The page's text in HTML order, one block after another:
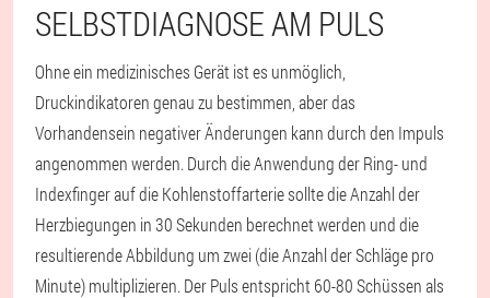
SELBSTDIAGNOSE AM PULS
Ohne ein medizinisches Gerät ist es unmöglich,
Druckindikatoren genau zu bestimmen, aber das
Vorhandensein negativer Änderungen kann durch den Impuls
angenommen werden. Durch die Anwendung der Ring- und
Indexfinger auf die Kohlenstoffarterie sollte die Anzahl der
Herzbiegungen in 30 Sekunden berechnet werden und die
resultierende Abbildung um zwei (die Anzahl der Schläge pro
Minute) multiplizieren. Der Puls entspricht 60-80 Schüssen als